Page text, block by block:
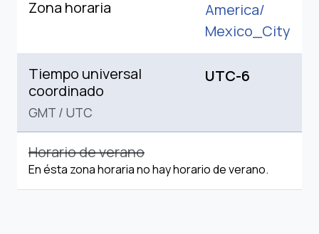
Zona horaria
America/
Mexico_City
Tiempo universal
coordinado
GMT / UTC
UTC-6
Horario de verano
En ésta zona horaria no hay horario de verano.